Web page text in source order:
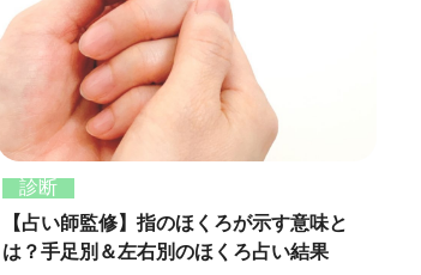
診断
【占い師監修】指のほくろが示す意味と
は？手足別＆左右別のほくろ占い結果